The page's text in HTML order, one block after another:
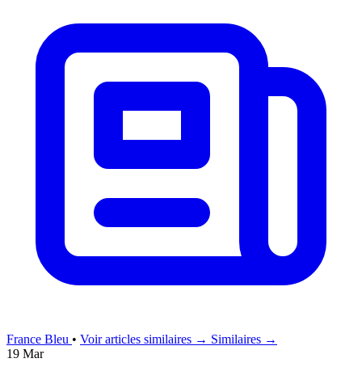
France Bleu • Voir articles similaires → Similaires →
19 Mar